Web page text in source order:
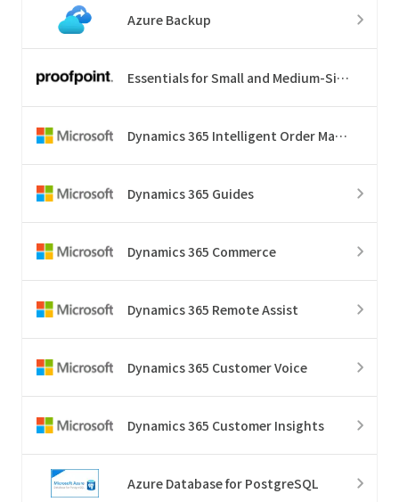
Azure Backup
Essentials for Small and Medium-Sized Business
Dynamics 365 Intelligent Order Management
Dynamics 365 Guides
Dynamics 365 Commerce
Dynamics 365 Remote Assist
Dynamics 365 Customer Voice
Dynamics 365 Customer Insights
Azure Database for PostgreSQL